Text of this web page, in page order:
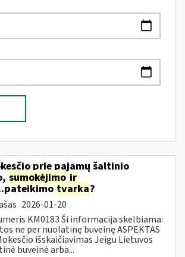
prie pajamų šaltinio
sumokėjimo ir
tvarka?
2026-01-20
KM0183 Ši informacija skelbiama:
ne per nuolatinę buveinę ASPEKTAS
išskaičiavimas Jeigu Lietuvos
buveinė arba...